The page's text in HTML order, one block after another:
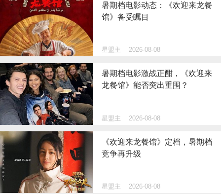
暑期档电影动态：《欢迎来龙餐
馆》备受瞩目
星盟主 2026-08-08
暑期档电影激战正酣，《欢迎来
龙餐馆》能否突出重围？
星盟主 2026-08-08
《欢迎来龙餐馆》定档，暑期档
竞争再升级
星盟主 2026-08-08